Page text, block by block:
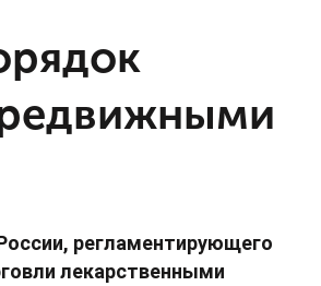
регламентирующего
лекарственными